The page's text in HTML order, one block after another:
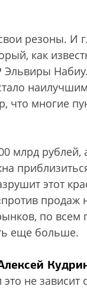
резоны. И
как
что многие
млрд рублей,
этот
продаж
по всем
еще больше.
не зависит